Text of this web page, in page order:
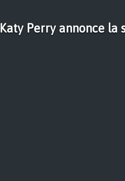
Katy Perry annonce la